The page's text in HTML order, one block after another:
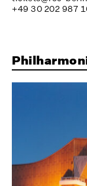
+49 30 202 987